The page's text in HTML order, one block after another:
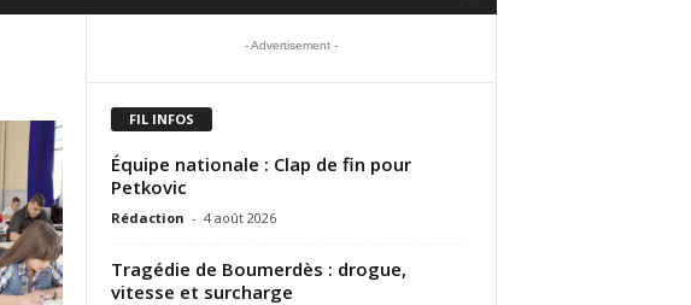
- Advertisement -
FIL INFOS
Équipe nationale : Clap de fin pour
Petkovic
Rédaction - 4 août 2026
Tragédie de Boumerdès : drogue,
vitesse et surcharge